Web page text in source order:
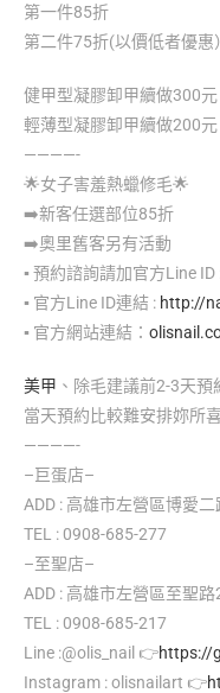
第一件85折
第二件75折(以價低者優惠）
健甲型凝膠卸甲續做300元
輕薄型凝膠卸甲續做200元
————-
🌟女子害羞熱蠟修毛🌟
➡️新客任選部位85折
➡️奧里舊客另有活動
▪️ 預約諮詢請加官方Line ID
▪️ 官方Line ID連結 : http://
▪️ 官方網站連結：
美甲 、除毛建議前2-3天預
當天預約比較難安排妳所
————-
–巨蛋店–
ADD : 高雄市左營區博愛
TEL : 0908-685-277
–至聖店–
ADD : 高雄市左營區至聖
TEL : 0908-685-217
Line :@olis_nail 👉https://
Instagram : olisnailart 👉